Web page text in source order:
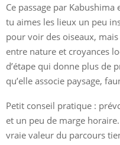
Ce passage par
tu aimes les lieux un peu
pour voir des oiseaux,
entre nature et croyances
d’étape qui donne plus de
qu’elle associe paysage,
Petit conseil pratique :
et un peu de marge
vraie valeur du parcours